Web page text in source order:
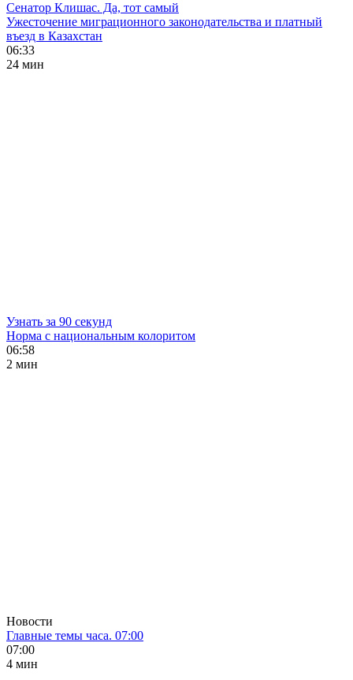
Сенатор Клишас. Да, тот самый
Ужесточение миграционного законодательства и платный
въезд в Казахстан
06:33
24 мин
Узнать за 90 секунд
Норма с национальным колоритом
06:58
2 мин
Новости
Главные темы часа. 07:00
07:00
4 мин